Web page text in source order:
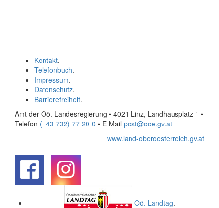
Kontakt.
Telefonbuch.
Impressum.
Datenschutz.
Barrierefreiheit.
Amt der Oö. Landesregierung • 4021 Linz, Landhausplatz 1 •
Telefon (+43 732) 77 20-0 • E-Mail post@ooe.gv.at
www.land-oberoesterreich.gv.at
Oö. Landtag.